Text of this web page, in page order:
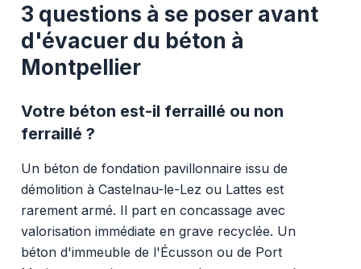
3 questions à se poser avant
d'évacuer du béton à
Montpellier
Votre béton est-il ferraillé ou non
ferraillé ?
Un béton de fondation pavillonnaire issu de
démolition à Castelnau-le-Lez ou Lattes est
rarement armé. Il part en concassage avec
valorisation immédiate en grave recyclée. Un
béton d'immeuble de l'Écusson ou de Port